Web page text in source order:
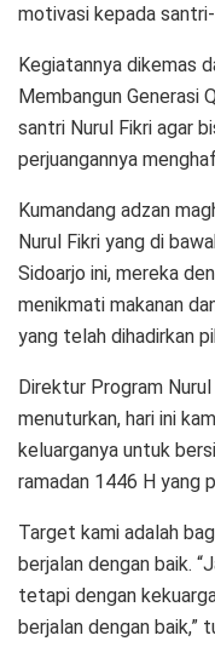
motivasi kepada
Kegiatannya dikemas
Membangun Generasi
santri Nurul Fikri agar
perjuangannya
Kumandang adzan
Nurul Fikri yang di
Sidoarjo ini, mereka
menikmati makanan
yang telah dihadirkan
Direktur Program
menuturkan, hari ini
keluarganya untuk
ramadan 1446 H yang
Target kami adalah
berjalan dengan baik.
tetapi dengan
berjalan dengan baik,”